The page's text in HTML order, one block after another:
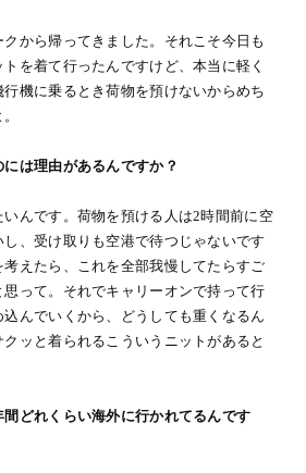
から帰ってきました。それこそ今日も
を着て行ったんですけど、本当に軽く
機に乗るとき荷物を預けないからめち
は理由があるんですか？
んです。荷物を預ける人は2時間前に空
、受け取りも空港で待つじゃないです
えたら、これを全部我慢してたらすご
って。それでキャリーオンで持って行
んでいくから、どうしても重くなるん
ッと着られるこういうニットがあると
どれくらい海外に行かれてるんです